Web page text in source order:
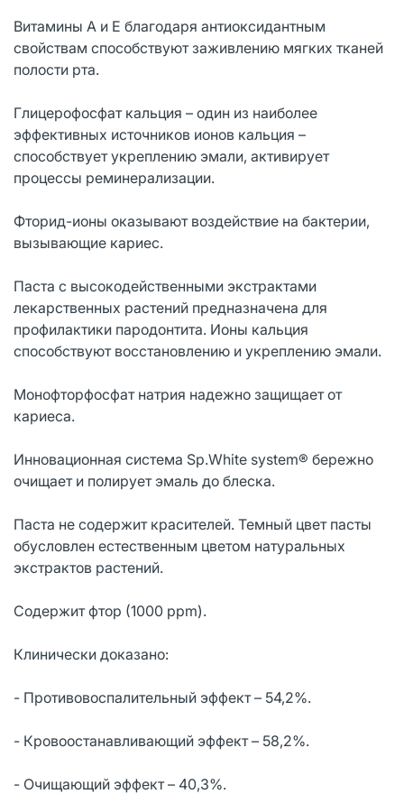
Витамины А и Е благодаря антиоксидантным
свойствам способствуют заживлению мягких тканей
полости рта.
Глицерофосфат кальция – один из наиболее
эффективных источников ионов кальция –
способствует укреплению эмали, активирует
процессы реминерализации.
Фторид-ионы оказывают воздействие на бактерии,
вызывающие кариес.
Паста с высокодейственными экстрактами
лекарственных растений предназначена для
профилактики пародонтита. Ионы кальция
способствуют восстановлению и укреплению эмали.
Монофторфосфат натрия надежно защищает от
кариеса.
Инновационная система Sp.White system® бережно
очищает и полирует эмаль до блеска.
Паста не содержит красителей. Темный цвет пасты
обусловлен естественным цветом натуральных
экстрактов растений.
Содержит фтор (1000 ppm).
Клинически доказано:
- Противовоспалительный эффект – 54,2%.
- Кровоостанавливающий эффект – 58,2%.
- Очищающий эффект – 40,3%.